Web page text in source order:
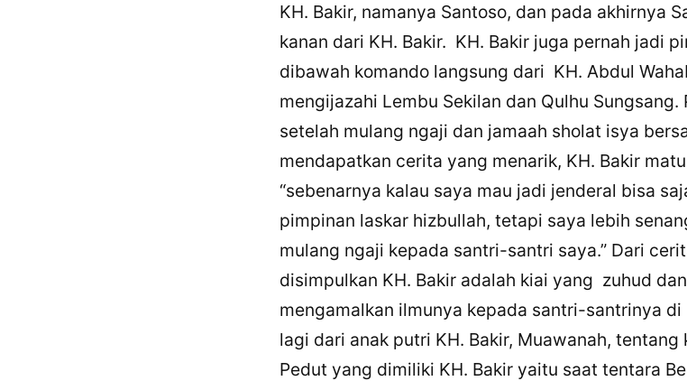
KH. Bakir, namanya Santoso, dan pada akhirnya
kanan dari KH. Bakir. KH. Bakir juga pernah jadi
dibawah komando langsung dari KH. Abdul
mengijazahi Lembu Sekilan dan Qulhu Sungsang.
setelah mulang ngaji dan jamaah sholat isya
mendapatkan cerita yang menarik, KH. Bakir
“sebenarnya kalau saya mau jadi jenderal bisa
pimpinan laskar hizbullah, tetapi saya lebih
mulang ngaji kepada santri-santri saya.” Dari
disimpulkan KH. Bakir adalah kiai yang zuhud
mengamalkan ilmunya kepada santri-santrinya
lagi dari anak putri KH. Bakir, Muawanah, tentang
Pedut yang dimiliki KH. Bakir yaitu saat tentara